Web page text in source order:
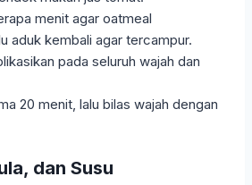
menit agar oatmeal
aduk kembali agar tercampur.
pada seluruh wajah dan
20 menit, lalu bilas wajah dengan
dan Susu